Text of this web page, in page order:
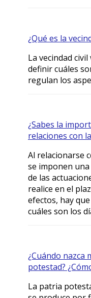
¿Qué es la
La vecindad
definir cuáles
regulan los
¿Sabes la
relaciones con
Al relacionarse
se imponen
de las
realice en el
efectos, hay
cuáles son los
¿Cuándo nazca
potestad?
La patria